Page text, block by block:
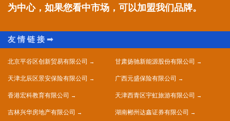
为中心，如果您看中市场，可以加盟我们品牌。
北京平谷区创新贸易有限公司 甘肃扬驰新能源股份有限公司
天津北辰区景安保险有限公司 广西元盛保险有限公司
香港宏科教育有限公司 天津西青区宇虹旅游有限公司
吉林兴华房地产有限公司 湖南郴州达鑫证券有限公司